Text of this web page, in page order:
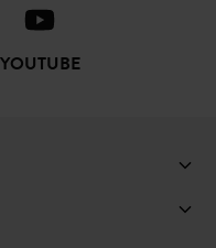
YOUTUBE